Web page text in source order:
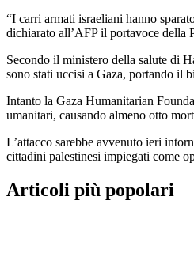
“I carri armati israeliani hanno
dichiarato all’AFP il portavoce della
Secondo il ministero della salute di
sono stati uccisi a Gaza, portando il
Intanto la Gaza Humanitarian
umanitari, causando almeno otto
L’attacco sarebbe avvenuto ieri
cittadini palestinesi impiegati come
Articoli più popolari